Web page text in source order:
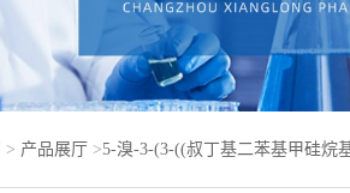
> 产品展厅 >5-溴-3-(3-((叔丁基二苯基甲硅烷